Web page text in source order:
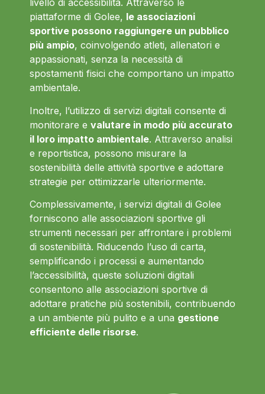
livello di accessibilità. Attraverso le
piattaforme di Golee, le associazioni
sportive possono raggiungere un pubblico
più ampio, coinvolgendo atleti, allenatori e
appassionati, senza la necessità di
spostamenti fisici che comportano un impatto
ambientale.
Inoltre, l’utilizzo di servizi digitali consente di
monitorare e valutare in modo più accurato
il loro impatto ambientale. Attraverso analisi
e reportistica, possono misurare la
sostenibilità delle attività sportive e adottare
strategie per ottimizzarle ulteriormente.
Complessivamente, i servizi digitali di Golee
forniscono alle associazioni sportive gli
strumenti necessari per affrontare i problemi
di sostenibilità. Riducendo l’uso di carta,
semplificando i processi e aumentando
l’accessibilità, queste soluzioni digitali
consentono alle associazioni sportive di
adottare pratiche più sostenibili, contribuendo
a un ambiente più pulito e a una gestione
efficiente delle risorse.